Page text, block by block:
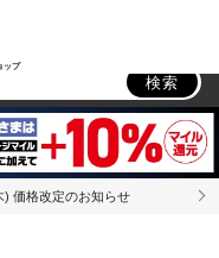
ップ
検索
) 価格改定のお知らせ